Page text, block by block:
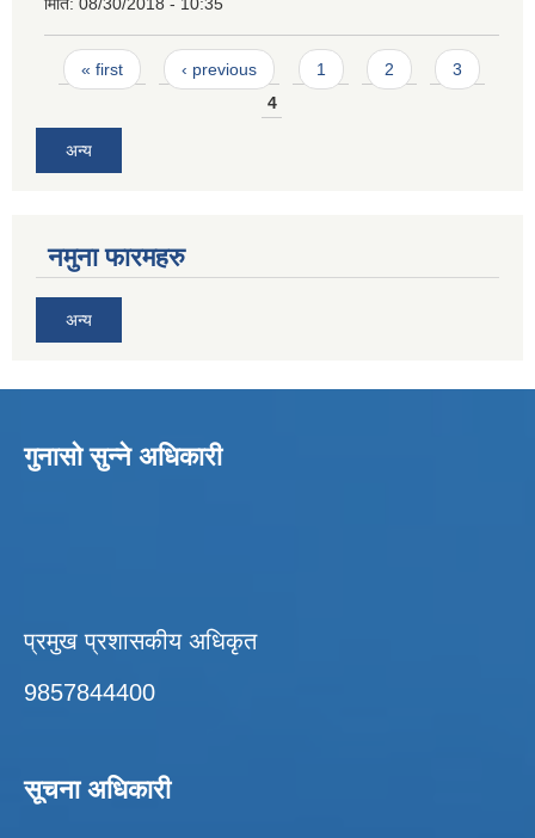
मिति: 08/30/2018 - 10:35
Pages
« first ‹ previous 1 2
3
4
अन्य
नमुना फारमहरु
अन्य
गुनासो सुन्ने अधिकारी
प्रमुख प्रशासकीय अधिकृत
9857844400
सूचना अधिकारी